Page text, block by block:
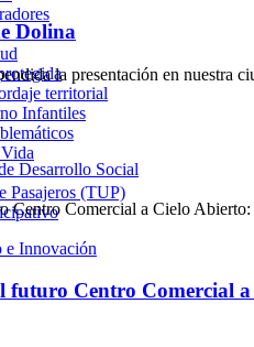
territorial
Infantiles
Pasajeros (TUP)
Dolina
la presentación en
Desarrollo Social
e Innovación
futuro Centro Comercial